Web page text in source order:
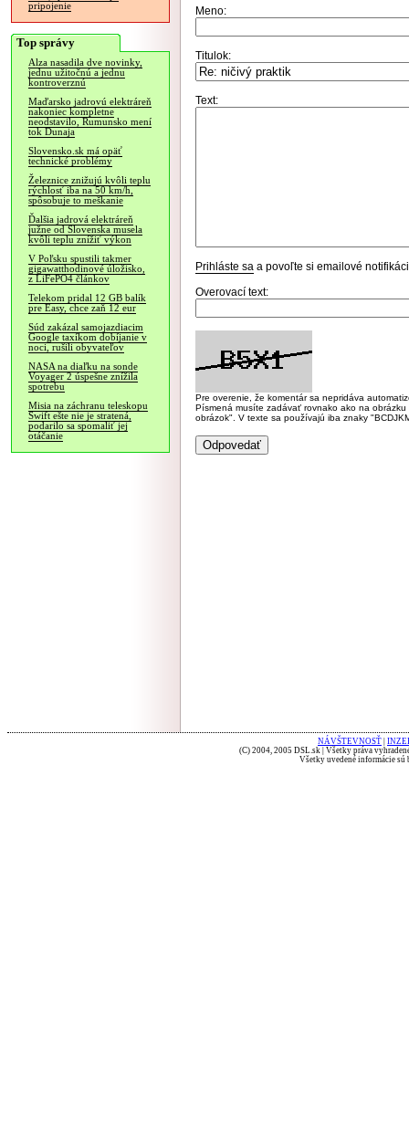
pripojenie
Top správy
Alza nasadila dve novinky,
jednu užitočnú a jednu
kontroverznú
Maďarsko jadrovú elektráreň
nakoniec kompletne
neodstavilo, Rumunsko mení
tok Dunaja
Slovensko.sk má opäť
technické problémy
Železnice znižujú kvôli teplu
rýchlosť iba na 50 km/h,
spôsobuje to meškanie
Ďalšia jadrová elektráreň
južne od Slovenska musela
kvôli teplu znížiť výkon
V Poľsku spustili takmer
gigawatthodinové úložisko,
z LiFePO4 článkov
Telekom pridal 12 GB balík
pre Easy, chce zaň 12 eur
Súd zakázal samojazdiacim
Google taxíkom dobíjanie v
noci, rušili obyvateľov
NASA na diaľku na sonde
Voyager 2 úspešne znížila
spotrebu
Misia na záchranu teleskopu
Swift ešte nie je stratená,
podarilo sa spomaliť jej
otáčanie
Meno:
Titulok:
Text:
Prihláste sa a povoľte si emailové
Overovací text:
Pre overenie, že komentár sa nepridáva
Písmená musíte zadávať rovnako ako na
obrázok". V texte sa používajú iba znaky
NÁVŠTEVNOSŤ
(C) 2004, 2005 DSL.sk | Všetky práva
Všetky uvedené informácie sú